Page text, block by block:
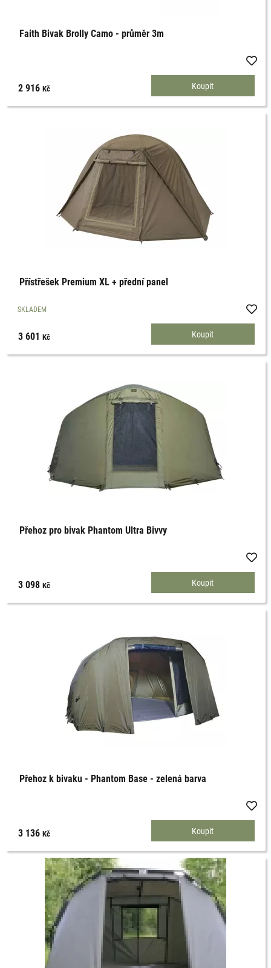
Faith Bivak Brolly Camo - průměr 3m
2 916Kč
Přístřešek Premium XL + přední panel
SKLADEM
3 601Kč
Přehoz pro bivak Phantom Ultra Bivvy
3 098Kč
Přehoz k bivaku - Phantom Base - zelená barva
3 136Kč